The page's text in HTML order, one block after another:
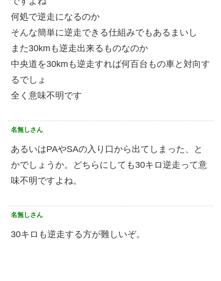
何処で逆走になるのか
そんな簡単に逆走できる仕組みでもあるまいし
また30kmも逆走出来るものなのか
中央道を30kmも逆走すれば何百台もの車と対向す
るでしょ
全く意味不明です
名無しさん
あるいはPAやSAの入り口から出てしまった、と
かでしょうか。どちらにしても30キロ逆走って意
味不明ですよね。
名無しさん
30キロも逆走する方が難しいぞ。